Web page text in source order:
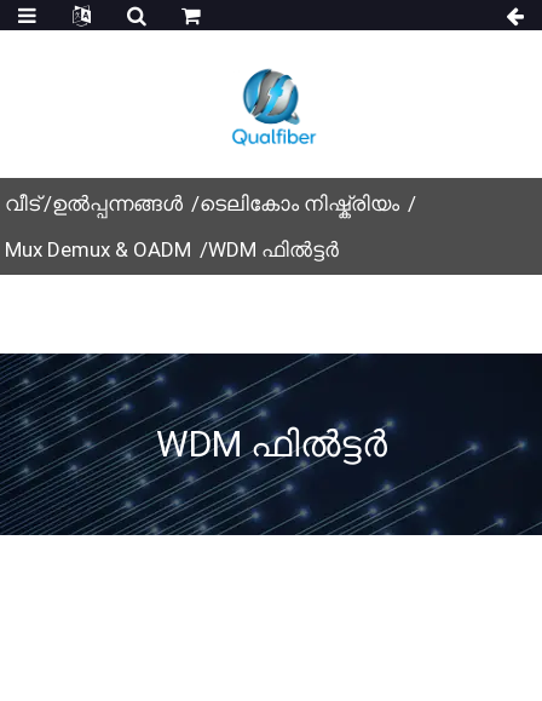
വീട് ഉൽപ്പന്നങ്ങൾ
ടെലികോം നിഷ്ക്രിയം
Mux Demux & OADM
WDM ഫിൽട്ടർ
WDM ഫിൽട്ടർ